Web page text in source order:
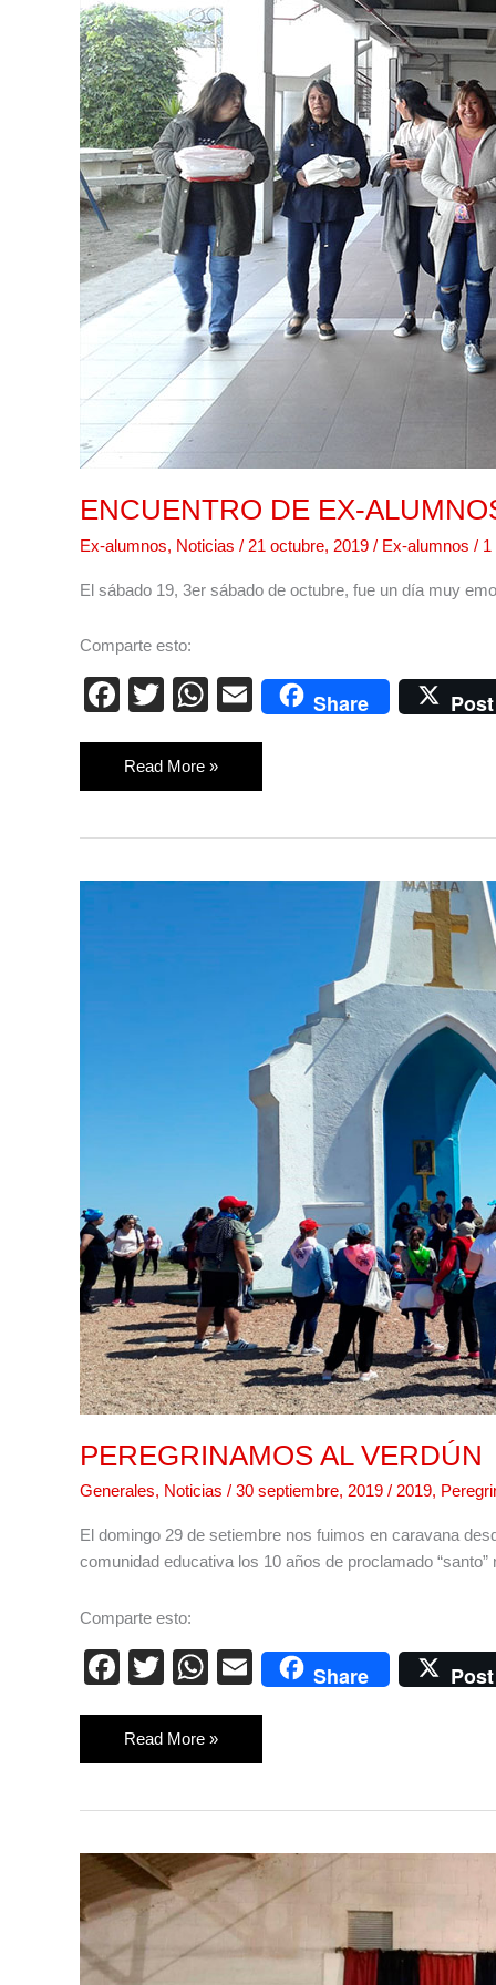
ENCUENTRO DE EX-
Ex-alumnos, Noticias / 21 octubre, 2019 / Ex-alumnos / 1
El sábado 19, 3er sábado de octubre, fue un día muy
Comparte esto:
F
c
e
b
o
o
T
tt
er
W
at
s
A
p
p
E
Share Post
Read More »
PEREGRINAMOS AL VERDÚN
Generales, Noticias / 30 septiembre, 2019 / 2019,
El domingo 29 de setiembre nos fuimos en caravana
comunidad educativa los 10 años de proclamado
Comparte esto:
F
c
e
b
o
o
k
T
tt
er
W
at
s
A
p
p
E
Share Post
PEREGRINAMOS
Read More »
ENCUENTRO
DE
EX-
ALUMNOS
JÓVENES